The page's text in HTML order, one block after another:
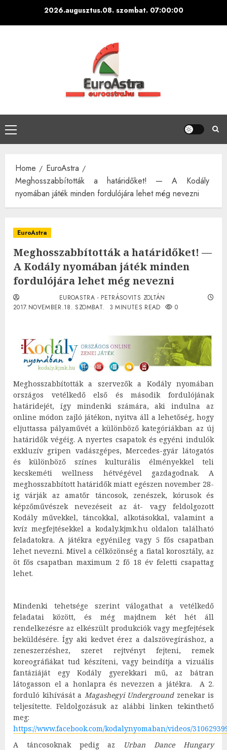
2026.augusztus.08. szombat. 07:00:01
Primary
Menu
Home
EuroAstra
Meghosszabbították a határidőket! — A Kodály
nyomában játék minden fordulójára lehet még nevezni
EuroAstra
Meghosszabbították a határidőket! —
A Kodály nyomában játék minden
fordulójára lehet még nevezni
EUROASTRA - PETRÁSOVITS ZOLTÁN
2017.NOVEMBER.18. SZOMBAT.
3 MINUTES READ 0
Meghosszabbították a szervezők a Kodály nyomában
országos vetélkedő első és második fordulójának
határidejét, így mindenki számára, aki indulna az
online módon zajló játékon, nyitva áll a lehetőség, hogy
eljuttassa pályaművét a különböző kategóriákban az új
határidők végéig. A nyertes csapatok és egyéni indulók
exkluzív gripen vadászgépes, Mercedes-gyár látogatós
és különböző színes kulturális élményekkel teli
kecskeméti wellness hétvégével gazdagodnak. A
meghosszabbított határidők miatt egészen november 28-
ig várják az amatőr táncosok, zenészek, kórusok és
képzőművészek nevezéseit az át- vagy feldolgozott
Kodály művekkel, táncokkal, alkotásokkal, valamint a
kvíz megfejtésekkel a kodaly.kjmk.hu oldalon található
feladatokra. A játékra egyénileg vagy 5 fős csapatban
lehet nevezni. Mivel a célközönség a fiatal korosztály, az
öt fős csapatban maximum 2 fő 18 év feletti csapattag
lehet.
Mindenki tehetsége szerint válogathat a vetélkedő
feladatai között, és még majdnem két hét áll
rendelkezésre az elkészült produkciók vagy megfejtések
beküldésére. Így aki kedvet érez a dalszövegíráshoz, a
zeneszerzéshez, szeret rejtvényt fejteni, remek
koreográfiákat tud készíteni, vagy beindítja a vizuális
fantáziáját egy Kodály gyerekkari mű, az bátran
látogasson el a honlapra és nevezzen a játékra. A 2.
forduló kihívását a Magashegyi Undergroundzenekar is
teljesítette. Feldolgozásuk az alábbi linken tekinthető
meg:
https://www.facebook.com/kodalynyomaban/videos/
A táncosoknak pedig az Urban Dance Hungary